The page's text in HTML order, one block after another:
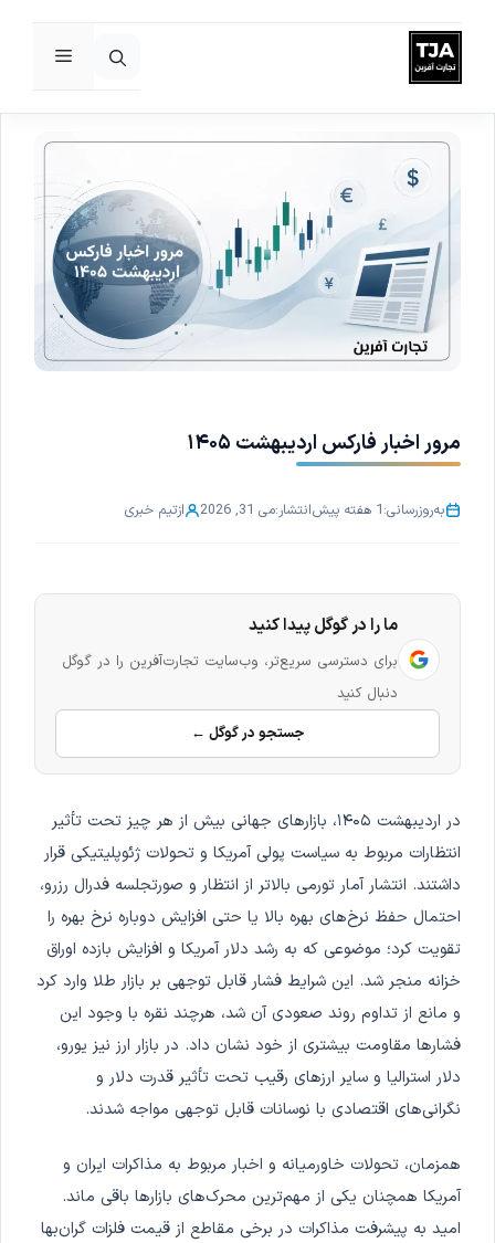
پرش
به
فهرست
مرور اخبار فارکس اردیبهشت ۱۴۰۵
به‌روزرسانی:1 هفته پیش انتشار:می 31, 2026 ازتیم خبری
ما را در گوگل پیدا کنید
برای دسترسی سریع‌تر، وب‌سایت تجارت‌آفرین را در گوگل
دنبال کنید
جستجو در گوگل ←
در اردیبهشت ۱۴۰۵، بازارهای جهانی بیش از هر چیز تحت تأثیر
انتظارات مربوط به سیاست پولی آمریکا و تحولات ژئوپلیتیکی قرار
داشتند. انتشار آمار تورمی بالاتر از انتظار و صورتجلسه فدرال رزرو،
احتمال حفظ نرخ‌های بهره بالا یا حتی افزایش دوباره نرخ بهره را
تقویت کرد؛ موضوعی که به رشد دلار آمریکا و افزایش بازده اوراق
خزانه منجر شد. این شرایط فشار قابل توجهی بر بازار طلا وارد کرد
و مانع از تداوم روند صعودی آن شد، هرچند نقره با وجود این
فشارها مقاومت بیشتری از خود نشان داد. در بازار ارز نیز یورو،
دلار استرالیا و سایر ارزهای رقیب تحت تأثیر قدرت دلار و
نگرانی‌های اقتصادی با نوسانات قابل توجهی مواجه شدند.
همزمان، تحولات خاورمیانه و اخبار مربوط به مذاکرات ایران و
آمریکا همچنان یکی از مهم‌ترین محرک‌های بازارها باقی ماند.
امید به پیشرفت مذاکرات در برخی مقاطع از قیمت فلزات گران‌بها